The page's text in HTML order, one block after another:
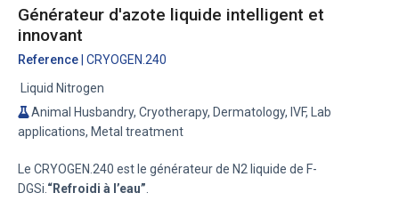
Générateur d'azote liquide intelligent et
innovant
Reference | CRYOGEN.240
Liquid Nitrogen
Animal Husbandry, Cryotherapy, Dermatology, IVF, Lab
applications, Metal treatment
Le CRYOGEN.240 est le générateur de N2 liquide de F-
DGSi. “Refroidi à l’eau”